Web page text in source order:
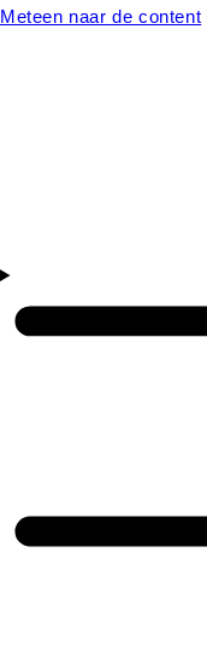
Meteen naar de content